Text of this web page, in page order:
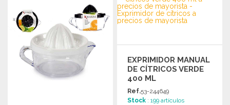
Solicitar un presupuesto
EXPRIMIDOR MANUAL
DE CÍTRICOS VERDE
400 ML
Ref.53-244649
Stock : 199 artículos